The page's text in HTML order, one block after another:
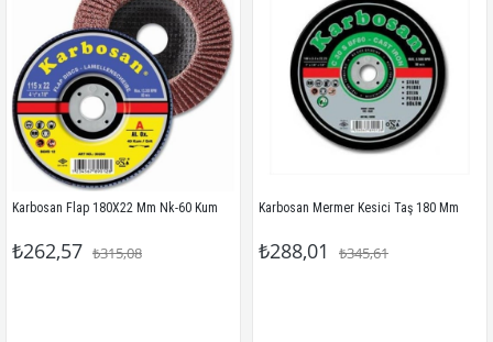
Karbosan Flap 180X22 Mm Nk-60 Kum
₺262,57 ₺315,08
Karbosan Mermer Kesici Taş 180 Mm
₺288,01 ₺345,61